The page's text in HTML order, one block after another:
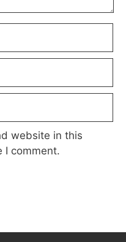
website in this
I comment.